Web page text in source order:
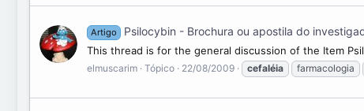
Artigo Psilocybin - Brochura ou apostila do
This thread is for the general discussion of the Item
elmuscarim Tópico 22/08/2009 cefaléia farmacologia